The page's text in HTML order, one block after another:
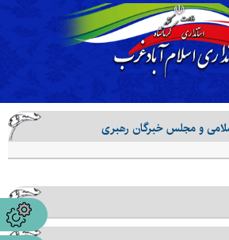
و مجلس خبرگان رهبری